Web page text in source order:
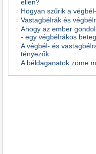
ellen?
Hogyan szűrik a
Vastagbélrák és
Ahogy az ember
- egy végbélrákos
A végbél- és
tényezők
A béldaganatok zöme